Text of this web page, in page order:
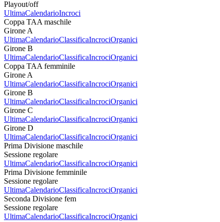
Playout/off
UltimaCalendarioIncroci
Coppa TAA maschile
Girone A
UltimaCalendarioClassificaIncrociOrganici
Girone B
UltimaCalendarioClassificaIncrociOrganici
Coppa TAA femminile
Girone A
UltimaCalendarioClassificaIncrociOrganici
Girone B
UltimaCalendarioClassificaIncrociOrganici
Girone C
UltimaCalendarioClassificaIncrociOrganici
Girone D
UltimaCalendarioClassificaIncrociOrganici
Prima Divisione maschile
Sessione regolare
UltimaCalendarioClassificaIncrociOrganici
Prima Divisione femminile
Sessione regolare
UltimaCalendarioClassificaIncrociOrganici
Seconda Divisione fem
Sessione regolare
UltimaCalendarioClassificaIncrociOrganici